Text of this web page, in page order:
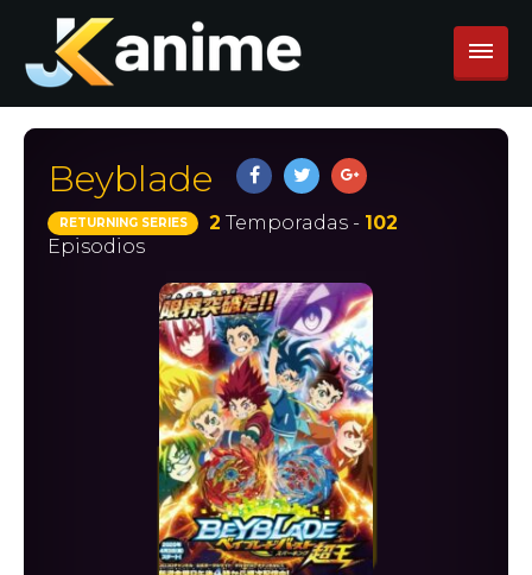
Beyblade
RETURNING SERIES 2 Temporadas - 102
Episodios